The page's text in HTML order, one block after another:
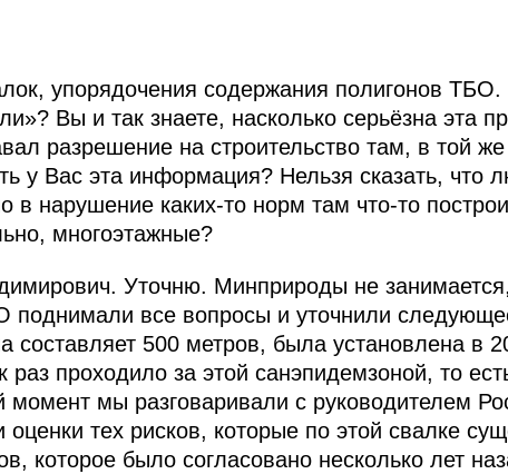
упорядочения содержания полигонов
Вы и так знаете, насколько серьёзна эта
разрешение на строительство там, в той
у Вас эта информация? Нельзя сказать, что
в нарушение каких-то норм там что-то
многоэтажные?
Уточню. Минприроды не
поднимали все вопросы и уточнили
составляет 500 метров, была установлена в
раз проходило за этой санэпидемзоной, то
мы разговаривали с руководителем
оценки тех рисков, которые по этой свалке
которое было согласовано несколько лет